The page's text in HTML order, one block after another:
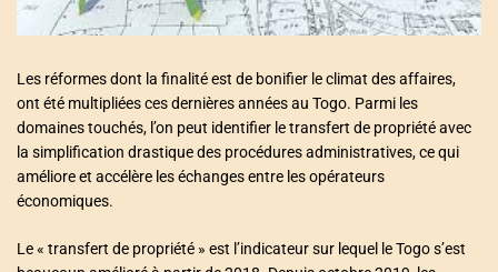
t
i
Les réformes dont la finalité est de bonifier le climat des affaires,
ont été multipliées ces dernières années au Togo. Parmi les
domaines touchés, l’on peut identifier le transfert de propriété avec
la simplification drastique des procédures administratives, ce qui
améliore et accélère les échanges entre les opérateurs
économiques.
Le « transfert de propriété » est l’indicateur sur lequel le Togo s’est